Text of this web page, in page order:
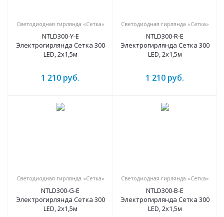
Светодиодная гирлянда «Сетка»
NTLD300-Y-E
Электрогирлянда Сетка 300
LED, 2х1,5м
1 210 руб.
Светодиодная гирлянда «Сетка»
NTLD300-R-E
Электрогирлянда Сетка 300
LED, 2х1,5м
1 210 руб.
Светодиодная гирлянда «Сетка»
NTLD300-G-E
Электрогирлянда Сетка 300
LED, 2х1,5м
Светодиодная гирлянда «Сетка»
NTLD300-B-E
Электрогирлянда Сетка 300
LED, 2х1,5м